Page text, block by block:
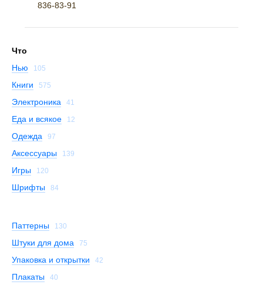
836-83-91
Что
Нью
105
Книги 575
Электроника 41
Еда и всякое 12
Одежда 97
Аксессуары 139
Игры 120
Шрифты 84
Паттерны 130
Штуки для дома 75
Упаковка и открытки 42
Плакаты 40